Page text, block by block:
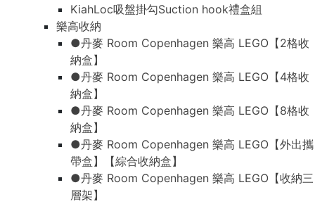
KiahLoc吸盤掛勾Suction hook禮盒組
樂高收納
●丹麥 Room Copenhagen 樂高 LEGO【2格收
納盒】
●丹麥 Room Copenhagen 樂高 LEGO【4格收
納盒】
●丹麥 Room Copenhagen 樂高 LEGO【8格收
納盒】
●丹麥 Room Copenhagen 樂高 LEGO【外出攜
帶盒】【綜合收納盒】
●丹麥 Room Copenhagen 樂高 LEGO【收納三
層架】